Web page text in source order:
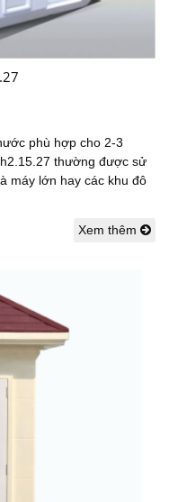
phù hợp cho 2-3
thường được sử
máy lớn hay các khu đô
Xem thêm